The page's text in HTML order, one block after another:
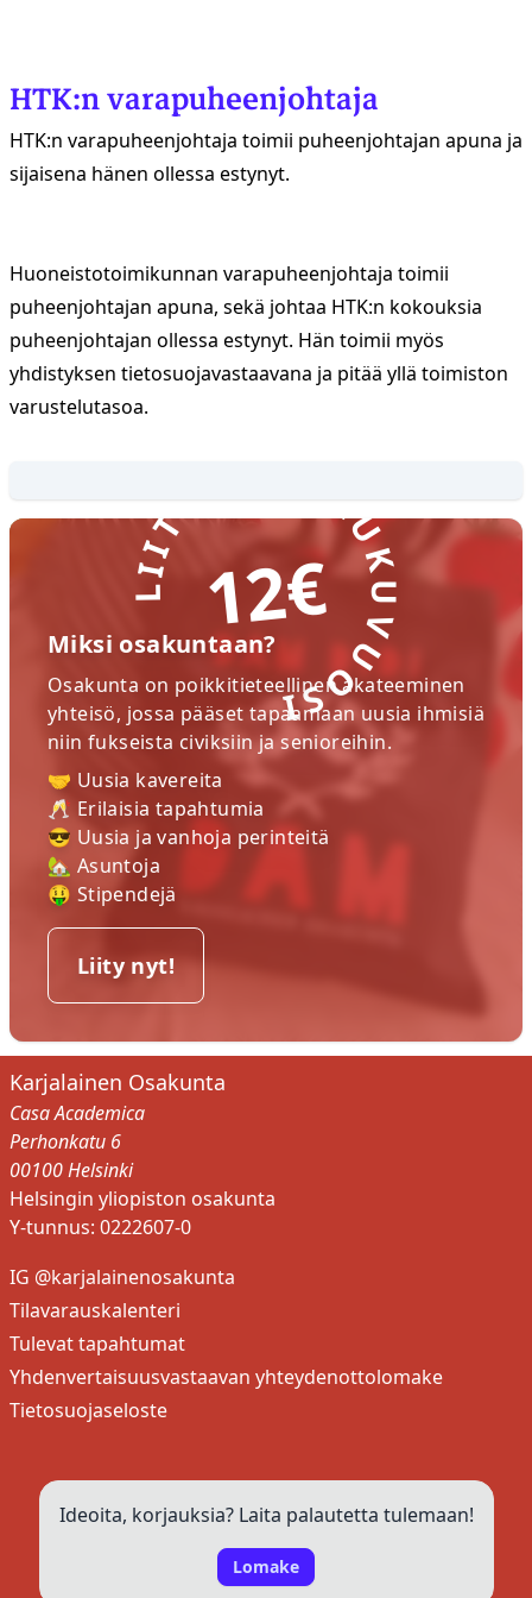
HTK:n varapuheenjohtaja
HTK:n varapuheenjohtaja toimii puheenjohtajan apuna ja
sijaisena hänen ollessa estynyt.
Huoneistotoimikunnan varapuheenjohtaja toimii
puheenjohtajan apuna, sekä johtaa HTK:n kokouksia
puheenjohtajan ollessa estynyt. Hän toimii myös
yhdistyksen tietosuojavastaavana ja pitää yllä toimiston
varustelutasoa.
LIITY NYT! LUKUVUOSI
12€
Miksi osakuntaan?
Osakunta on poikkitieteellinen akateeminen
yhteisö, jossa pääset tapaamaan uusia ihmisiä
niin fukseista civiksiin ja senioreihin.
🤝 Uusia kavereita
🥂 Erilaisia tapahtumia
😎 Uusia ja vanhoja perinteitä
🏡 Asuntoja
🤑 Stipendejä
Liity nyt!
Karjalainen Osakunta
Casa Academica
Perhonkatu 6
00100 Helsinki
Helsingin yliopiston osakunta
Y-tunnus: 0222607-0
IG @karjalainenosakunta
Tilavarauskalenteri
Tulevat tapahtumat
Yhdenvertaisuusvastaavan yhteydenottolomake
Tietosuojaseloste
Ideoita, korjauksia? Laita palautetta tulemaan!
Lomake